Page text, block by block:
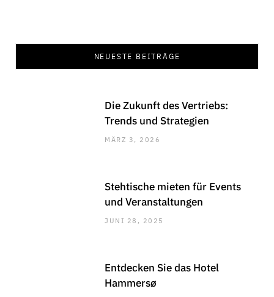
NEUESTE BEITRÄGE
Die Zukunft des Vertriebs:
Trends und Strategien
MÄRZ 3, 2026
Stehtische mieten für Events
und Veranstaltungen
JUNI 28, 2025
Entdecken Sie das Hotel
Hammersø